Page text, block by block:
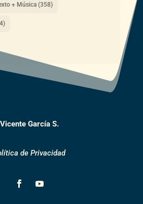
+ Música(358)
Vicente García S.
de Privacidad